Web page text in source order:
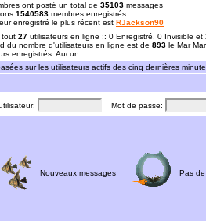
ont posté un total de 35103 messages
1540583 membres enregistrés
enregistré le plus récent est RJackson90
tout 27 utilisateurs en ligne :: 0 Enregistré, 0 Invisible
du nombre d'utilisateurs en ligne est de 893 le Mar
enregistrés: Aucun
sur les utilisateurs actifs des cinq dernières
Mot de passe:
Nouveaux messages Pas